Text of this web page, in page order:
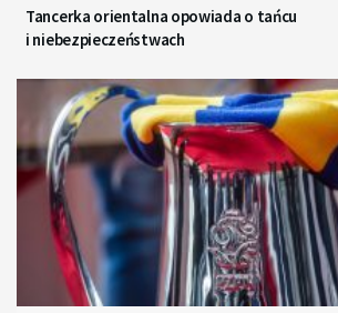
Tancerka orientalna opowiada o tańcu
i niebezpieczeństwach